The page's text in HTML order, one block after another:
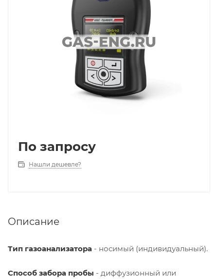
По запросу
Нашли дешевле?
Описание
Тип газоанализатора - носимый (индивидуальный).
Способ забора пробы - диффузионный или